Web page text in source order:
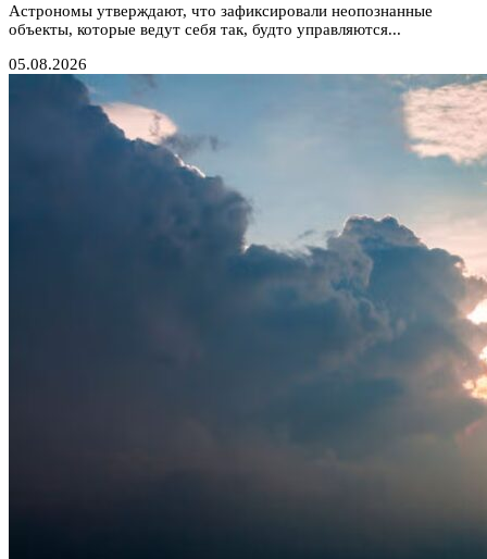
Астрономы утверждают, что зафиксировали неопознанные
объекты, которые ведут себя так, будто управляются...
05.08.2026